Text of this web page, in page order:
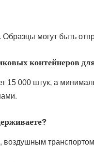
могут быть
контейнеров
000 штук, а
транспортом